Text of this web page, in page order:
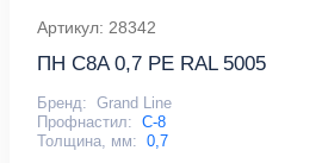
Артикул: 28342
ПН С8A 0,7 PE RAL 5005
Бренд: Grand Line
Профнастил: С-8
Толщина, мм: 0,7